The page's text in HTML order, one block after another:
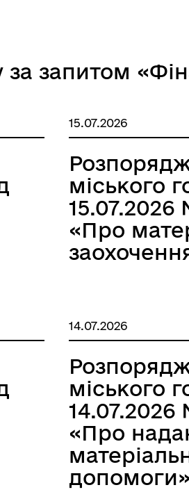
за запитом
15.07.2026
міського
«Про
14.07.2026
міського
«Про
допомоги»